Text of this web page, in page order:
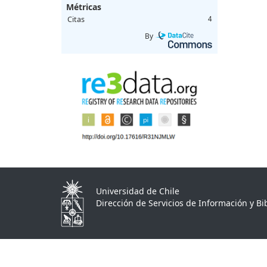
Métricas
Citas 4
By
Universidad de Chile
Dirección de Servicios de Información y